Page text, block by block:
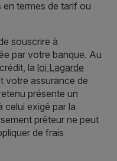
termes de tarif ou
souscrire à
par votre banque. Au
la loi Lagarde
votre assurance de
présente un
celui exigé par la
prêteur ne peut
de frais